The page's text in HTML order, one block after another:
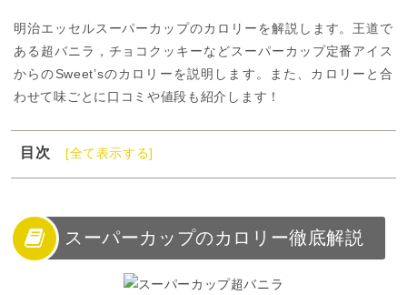
明治エッセルスーパーカップのカロリーを解説します。王道で
ある超バニラ，チョコクッキーなどスーパーカップ定番アイス
からのSweet’sのカロリーを説明します。また、カロリーと合
わせて味ごとに口コミや値段も紹介します！
目次
[全て表示する]
1
スーパーカップのカロリー徹底解説
3
スーパーカップのカロリー一覧【定番商品編】
4
スーパーカップのカロリー一覧【Sweet’s 編】
スーパーカップのカロリー【ミニや期間限定編】
スーパーカップのカロリー徹底解説